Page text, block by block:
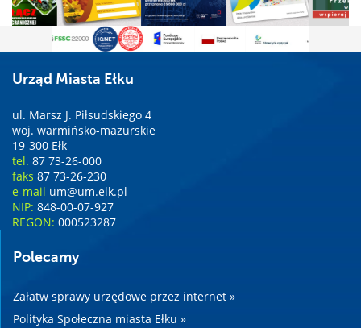
Urząd Miasta Ełku
ul. Marsz J. Piłsudskiego 4
woj. warmińsko-mazurskie
19-300 Ełk
tel. 87 73-26-000
faks 87 73-26-230
e-mail um@um.elk.pl
NIP: 848-00-07-927
REGON: 000523287
Polecamy
Załatw sprawy urzędowe przez internet »
Polityka Społeczna miasta Ełku »